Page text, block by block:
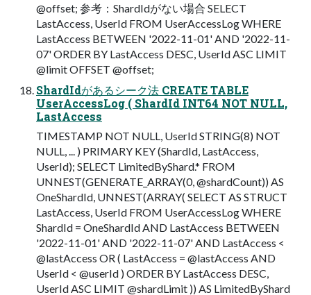
@offset; 参考：ShardIdがない場合 SELECT
LastAccess, UserId FROM UserAccessLog WHERE
LastAccess BETWEEN '2022-11-01' AND '2022-11-
07' ORDER BY LastAccess DESC, UserId ASC LIMIT
@limit OFFSET @offset;
ShardIdがあるシーク法 CREATE TABLE
UserAccessLog ( ShardId INT64 NOT NULL,
LastAccess
TIMESTAMP NOT NULL, UserId STRING(8) NOT
NULL, ... ) PRIMARY KEY (ShardId, LastAccess,
UserId); SELECT LimitedByShard.* FROM
UNNEST(GENERATE_ARRAY(0, @shardCount)) AS
OneShardId, UNNEST(ARRAY( SELECT AS STRUCT
LastAccess, UserId FROM UserAccessLog WHERE
ShardId = OneShardId AND LastAccess BETWEEN
'2022-11-01' AND '2022-11-07' AND LastAccess <
@lastAccess OR ( LastAccess = @lastAccess AND
UserId < @userId ) ORDER BY LastAccess DESC,
UserId ASC LIMIT @shardLimit )) AS LimitedByShard